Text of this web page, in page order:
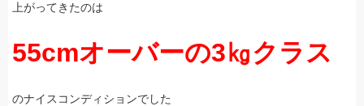
上がってきたのは
55cmオーバーの3㎏クラス
のナイスコンディションでした